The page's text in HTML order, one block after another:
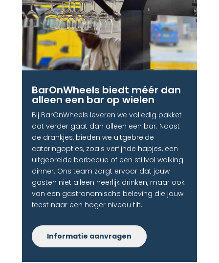
BarOnWheels biedt méér dan
alleen een bar op wielen
Bij BarOnWheels leveren we volledig pakket
dat verder gaat dan alleen een bar. Naast
de drankjes, bieden we uitgebreide
cateringopties, zoals verfijnde hapjes, een
uitgebreide barbecue of een stijlvol walking
dinner. Ons team zorgt ervoor dat jouw
gasten niet alleen heerlijk drinken, maar ook
van een gastronomische beleving die jouw
feest naar een hoger niveau tilt.
Informatie aanvragen